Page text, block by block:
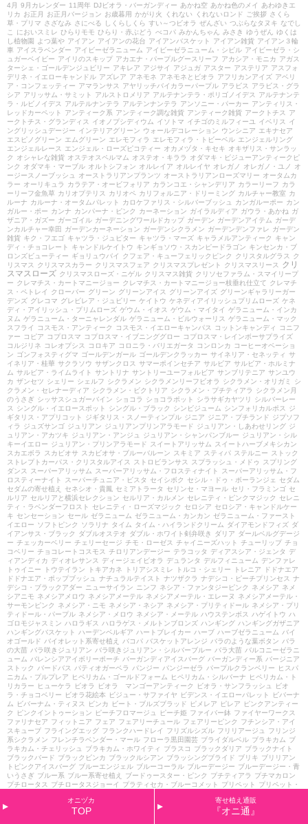
4月 9月カレンダー 11周年 DJビオラ・バーガンディー あかね空 あかね色のメイ
あわゆきエ
リカ お正月 お正月バージョン お歳暮用 かがり火 くれない くれないロンド ご挨拶 さくら
草・プリマ さざなみ さにべる しくらしくら すい～つビオラ ぜんざい つぶらなタヌキ なでし
こ
においスミレ ひらりモモ ひらり・赤ぶどう べコパ みかんちゃん みさき ゆうぜん
ゆくは
し植物園
よつ葉や アイアン アイアンの花台 アイアンバスケット アイアン雑貨 アイアン３輪
車 アイスラベンダー アイビーゼラニューム アイビーゼラニューム・シビル アイビーゼラ・シ
ュガーベイビー アイリのスキップ アカエナ・パープルグースリーフ アカシア・モニカ アガス
ターシェ・ゴールデンジュビリー アキレア アジサイ アジュガ アスター アステリア アスフォ
デリネ・イエローキャンドル アズレア アネモネ アネモネとビオラ アフリカンアイズ アベリ
ア・コンフェッティー アマランサス アヤリッチバイカラーパープル アラビス
アラビス・グラ
シア アリッサム・サミット アルストロメリア アルテナンテラ・ポリゴノイデス
アルテナンテ
ラ・ルビノイデス
アルテルナンテラ アルテンナンテラ アンソニー・パーカー アンティリス・
レッドカーペット
アンティーク系 アンティーク調な雑貨 アンティーク雑貨 アークトチス
ア
ークトチス・グランディス
イオノプシディウム イソトマ イチゴのミルフィーユ イベリス
イ
ングリッシュデージー インテリアグリーン ウォールデコレーション ウンシニア エキナセア
エスピノグリーン エムグリーン エレモフィラ エレモフィラ・トビーベル エンジェルリング
エンジェルレース
エンジェル・ローズピコティー オカメヅタ・キセキ オキザリス・サンラッ
ク
オシャレな雑貨 オステオスペルマム オステオ・キララ
オダマキ・ビジューアンティークピ
ンク
オダマキ・マーブル オルトシフォン オルレイア オルレイヤ オレガノ オレガノ・ユノ
オ
ージースノーブッシュ
オーストラリアンプランツ オーストラリアンローズマリー オータムカ
ラー オーリキュラ カラテア・オービフォリア カランコエ・シャンデリア カラーリーフ カラ
ーリーフ金魚草 カリオプテリス カリオペ カリフォルニア・ドリーミング カルチャー教室 カ
ルーナ カルーナ・オータムパレット カロケファリス・シルバーブッシュ カンガルーポー カン
ガルー・ポー カンナ カンパーナ・ピンク カーネーション ガイラルディア ガウラ・あかね ガ
ザニア・ガズー ガーゴイル ガーデニングワールドカップ ガーデン ガーデンアイテム ガーデ
ンカルチャー幸田
ガーデンカーネーション ガーデンシクラメン ガーデンデンファレ ガーデン
雑貨 キク・フエゴ キャツラ・ジュピター キャツラ・マーズ キャラメルアンティーク
キャン
ディ・チョコレート
キャンドルケイトウ キンギョソウ・スカンピードラゴン キンセンカ・ブ
ロンズビューティー ギョリュウバイ クフェア・キューフェリックピンク クリスタルグラス
ク
リスマス
クリスマスカラー クリスマスフェア クリスマスプレゼント クリスマスリース
クリ
スマスローズ クリスマスローズ・ニゲル クリスマス雑貨 クリソセファラム・スマイリープ
ー クレマチス・カートマニージョー クレマチス・カートマニージョー枝垂れ仕立て クレマチ
ス・ペトレイ
クローバー グリーン グリーンアイス グリーンアイズ グリーンギャラリーガー
デンズ グレコマ グレビレア・ジュビリー ケイトウ ケネディアイリッシュプリムローズ ケネ
ディ・アイリッシュ・プリムローズ ゲウム・イオス ゲウム・マイタイ ゲラニューム・インカ
ヌム ゲラニューム・ターニャレンダル ゲラニューム・ビルウォーリス ゲラニューム・マック
スフライ
コスモス・アンティーク コスモス・イエローキャンパス コットンキャンディ
コニフ
ァー
コピア コプロスマ コプロスマ・イブニンググロー
コプロスマ・レインボーサプライズ
コルジリネ
コレオプシス コロキア コロニラ・バリエガータ コンロンカ
コーヒーオベーショ
ン ゴンフォスティグマ ゴールデンガール ゴールデンクラッカー サイネリア・セネッティ サ
イネリア・桂華 サクラソウ サザンクロス サマーポインセチア サルビア サルビア・ホルミナ
ム サルビア・ライムライト サントリナ サントリーユーフォルビア サンブリテニア サンユウ
カ ザンセツ シェリー シェルフ シクラメン シクラメンリーフビオラ シクラメン・オリガミ
シ
クラメン・セレナーディア シクラメン・ビクトリア シクラメン・プチティアラ
シクラメン月
のうさぎ シッサスシュガーバイン ショコラ ショコラポット シラサギカヤツリ
シルバーレー
ス
シングル・イエロースポット シングル・ブラック シンビジューム シンフォリカルポス
ジ
ギタリス・アプリコット
ジギタリス・スノーティンプル ジニア ジニア・プチランド ジプソフ
ィラ
ジュズサンゴ ジュリアン ジュリアンプリンアラモード ジュリアン・しあわせリング ジ
ュリアン・アカツキ ジュリアン・アンジュ ジュリアン・シャンパンブルー ジュリアン・シル
キーイエロー ジュリアン・プリンアラモード スイートアリッサム
スイートハーブメキシカン
スカエボラ
スカビオサ スカビオサ・ブルーバルーン スキミア スティパ ステルニー
ストック
ストレプトカーパス・クリスタルアイス
ストロビランサス スプラッシュ・メドゥ
スプリング
ダンス
スーパーアリッサム スーパーアリッサム・フロスティナイト
スーパーアリッサム・フ
ロスティーナイト
スーパーチュニア・ビスタ セイシボク セシル・ドゥ・ボーランジェ
セダム
セダムの寄せ植え
セネシオ・貴鳳 セミアトラータ セリンセ・マヨール セリ・フラミンゴ セ
ルリア セルリアと横浜セレクション セルリア・カルメン セレニティ・ピンクマジック
セレニ
ティ・ラベンダーフロスト
セレニティ・ローズマジック セロシア セロシア・キャンドルケー
キ センセーション セール ゼラニューム ゼラニューム・カンカン ゼラニューム・ファースト
イエロー ソフトピンク ソラリナ タイム タイム・ハイランドクリーム ダイアモンドフィズ ダ
イアンサス・ブラック
ダブルオステオ ダブル・ホワイト剣弁咲き ダリア ダールベルグデージ
ー チェッカーベリー チェリーセージ チモ・ローゼス チャイニーズハット チューリップ チョ
コベリー チョコレートコスモス チロリアンデージー テラコッタ ディアスシア・ジェンタ
デ
ィアンディカ ディオレサンス ディージェイビオラ デュランタ デルフィニューム デンファレ
トゥイニー
トウテイラン トキアカネ トリアシスミレ トルコ・シェリー トレニア
ドドナエア
ドドナエア・ポップブッシュ
ナチュラルテイスト ナツザクラ ナデシコ・ピーチプリンセス ナ
デシコ・ブラックアダー
ニューサイラン ニンフ ネシア・ファンタジーピンク ネメシア ネメ
シアニモ ネメシアメロウ ネメシアメーテル ネメシアメーテル・エレーヌ
ネメシアメーテル・
サーモンピンク
ネメシア・ニモ ネメシア・ネシア ネメシア・プリティドール ネメシア・プリ
ティドール・パープル ネメシア・メロウ ネメシア・メーテル ハウステンボス ハゲイトウ ハ
ゴロモジャスミン ハロラギス ハロラゲス・メルトンブロンズ ハンギング ハンギングガザニア
ハンギングバスケット
ハーデンベルギア ハートブレイカー ハーブ ハーブゼラニューム バイ
オゴールド バイオレット系寄せ植え バコパ バスケットアレンジ バラのような葉ボタン バラ
の大苗 バラ咲きジュリアン バラ咲きジュリアン・シルバーブルー バラ大苗 バルコニーゼラニ
ューム バレンシアアイボリーポーチ バーガンディアイスバーグ バーガンディー系 バージニア
ストック
バードバス パティオガーベラ パンジー パンジーゼラ パープルクランベリー
ヒスパ
ニカム・プルプレア
ヒペリカム・ゴールドフォーム ヒペリカム・シルバーナ
ヒペリカム・ト
リカラー
ヒューケラ ビオラ ビオラ マンゴーアンティーク ビオラ・サンフラッシュ
ビオ
ラ・チョコベリー
ビオラ花絵本 ビジュー・サファイヤ ビデンス・イエローパレット
ビバーナ
ム
ビバーナム・ティヌス ビンカ ビート・ブルズブラッド ピメレア ピレア
ピンクアンティー
ク
ピンクイントゥーション ピーチフロマージュ ピーチ姫 ファイバー鉢 ファイヤーワークス
ファリナセア フィットニア フェア フェアリーチュール フェアリーピンク
フチンシア・アイ
スキューブ フライングエッグ フランクハードレイ フリズルシズル フリリアージュ
フリンジ
系シクラメン フレンチラベンダー・マール フローラ黒田園芸 ブライダルベル ブラキカム ブ
ラキカム・チェリッシュ
ブラキカム・ホワイティ ブラスコ ブラックダリア ブラックナイト
ブラックバード ブラックビンカ ブラックルシアン ブラッシングブライド ブリキ ブリリアン
トピンクアイスバーグ ブルーエンジェル ブルーコーラル ブルーデージー ブルーデージー・青
いうさぎ ブルー系 ブルー系寄せ植え ブードゥースター・ピンク プチティアラ
プチマカロン
プチロータス
プチロータスジョーイ プラティセカ・ブルーコメット プリペット
プリペット・
プリムラ・オーリキュラ プリムラ・ショコラ プリムラ・ジュリ
プリムラ・ブルースプラッシュ プリンセスアイコ プルマージュ・ウェーブピンク
オニヅカ
TOP
寄せ植え通販
『オニ通』